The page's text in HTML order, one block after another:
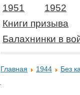
1951
1952
Книги призыва
Балахнинки в
Главная 1944 Без